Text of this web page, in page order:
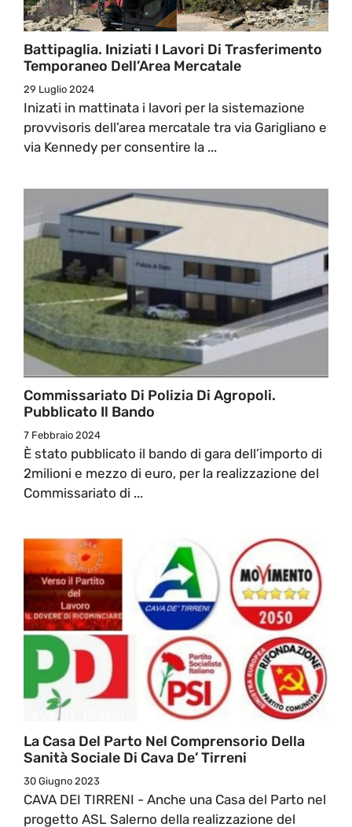
Battipaglia. Iniziati I Lavori Di Trasferimento
Temporaneo Dell’Area Mercatale
29 Luglio 2024
Inizati in mattinata i lavori per la sistemazione
provvisoris dell’area mercatale tra via Garigliano e
via Kennedy per consentire la ...
Commissariato Di Polizia Di Agropoli.
Pubblicato Il Bando
7 Febbraio 2024
È stato pubblicato il bando di gara dell’importo di
2milioni e mezzo di euro, per la realizzazione del
Commissariato di ...
La Casa Del Parto Nel Comprensorio Della
Sanità Sociale Di Cava De’ Tirreni
30 Giugno 2023
CAVA DEI TIRRENI - Anche una Casa del Parto nel
progetto ASL Salerno della realizzazione del